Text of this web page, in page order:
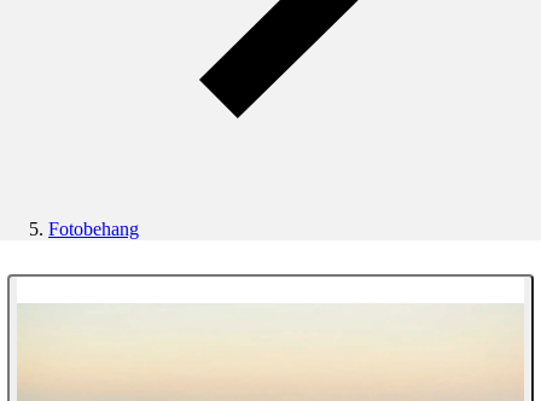
Fotobehang